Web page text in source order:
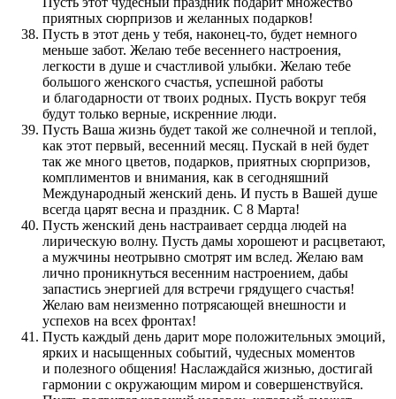
приятных сюрпризов и желанных подарков!
Пусть в этот день у тебя, наконец-то, будет немного
меньше забот. Желаю тебе весеннего настроения,
легкости в душе и счастливой улыбки. Желаю тебе
большого женского счастья, успешной работы
и благодарности от твоих родных. Пусть вокруг тебя
будут только верные, искренние люди.
Пусть Ваша жизнь будет такой же солнечной и теплой,
как этот первый, весенний месяц. Пускай в ней будет
так же много цветов, подарков, приятных сюрпризов,
комплиментов и внимания, как в сегодняшний
Международный женский день. И пусть в Вашей душе
всегда царят весна и праздник. С 8 Марта!
Пусть женский день настраивает сердца людей на
лирическую волну. Пусть дамы хорошеют и расцветают,
а мужчины неотрывно смотрят им вслед. Желаю вам
лично проникнуться весенним настроением, дабы
запастись энергией для встречи грядущего счастья!
Желаю вам неизменно потрясающей внешности и
успехов на всех фронтах!
Пусть каждый день дарит море положительных эмоций,
ярких и насыщенных событий, чудесных моментов
и полезного общения! Наслаждайся жизнью, достигай
гармонии с окружающим миром и совершенствуйся.